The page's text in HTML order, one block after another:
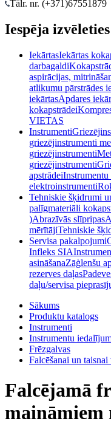
Tālr. nr. (+371)67551879
Iespēja izvēleties
IekārtasIekārtas
darbagaldi
aspirācijas,
atlikumu pārstrādes
iekārtasApdares
kokapstrādei
VIETAS
Instrumenti
griezējinstrumenti
griezējinstrumenti
griezējinstrumenti
apstrādeiInstrumentu
elektroinstrumenti
Tehniskie šķidrumi
palīgmateriāli
)Abrazīvās slīpripas
mērītājiTehniskie
Servisa pakalpojumi
Infleks SIA
asināšanaZāģlenšu
rezerves daļas
daļu/servisa
Sākums
Produktu katalogs
Instrumenti
Instrumentu
Frēzgalvas
Falcēšanai un taisnai
Falcējamā
maināmiem